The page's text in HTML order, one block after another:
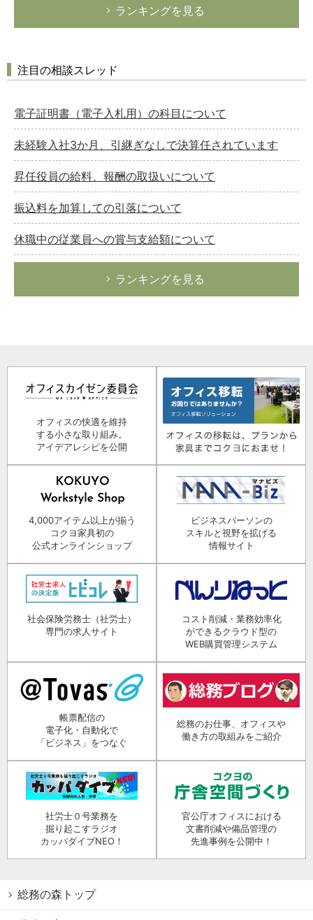
ランキングを見る
注目の相談スレッド
電子証明書（電子入札用）の科目について
未経験入社3か月、引継ぎなしで決算任されています
昇任役員の給料、報酬の取扱いについて
振込料を加算しての引落について
休職中の従業員への賞与支給額について
ランキングを見る
オフィスの快適を維持
する小さな取り組み。
アイデアレシピを公開
4,000アイテム以上が揃う
コクヨ家具初の
公式オンラインショップ
ビジネスパーソンの
スキルと視野を拡げる
情報サイト
社会保険労務士（社労士）
専門の求人サイト
コスト削減・業務効率化
ができるクラウド型の
WEB購買管理システム
帳票配信の
電子化・自動化で
「ビジネス」をつなぐ
総務のお仕事、オフィスや
働き方の取組みをご紹介
社労士０号業務を
掘り起こすラジオ
カッパダイブNEO！
官公庁オフィスにおける
文書削減や備品管理の
先進事例を公開中！
総務の森トップ